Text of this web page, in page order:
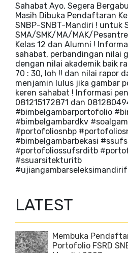
Sahabat Ayo, Segera
Masih Dibuka Pendaftaran
SNBP-SNBT-Mandiri ! untuk
SMA/SMK/MA/MAK/
Kelas 12 dan Alumni !
sahabat, perbandingan nilai
dengan nilai akademik baik
70 : 30, loh !! dan nilai rapor
menjamin lulus jika gambar
keren sahabat ! Informasi
081215172871 dan
#bimbelgambarportofolio
#bimbelgambardkv
#portofoliosnbp
#bimbelgambarbekasi
#portofoliossufsrditb
#ssuarsitekturitb
LATEST
Membuka
Portofolio FSRD